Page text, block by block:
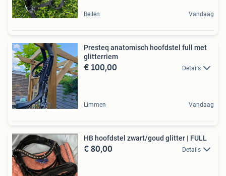
Beilen Vandaag
Presteq anatomisch hoofdstel full met
glitterriem
€ 100,00 Details
Limmen Vandaag
HB hoofdstel zwart/goud glitter | FULL
€ 80,00 Details